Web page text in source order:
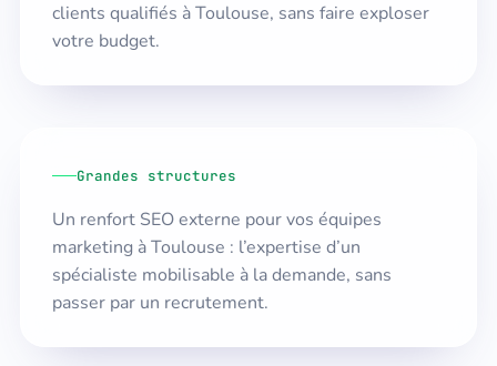
clients qualifiés à Toulouse, sans faire exploser
votre budget.
Grandes structures
Un renfort SEO externe pour vos équipes
marketing à Toulouse : l’expertise d’un
spécialiste mobilisable à la demande, sans
passer par un recrutement.